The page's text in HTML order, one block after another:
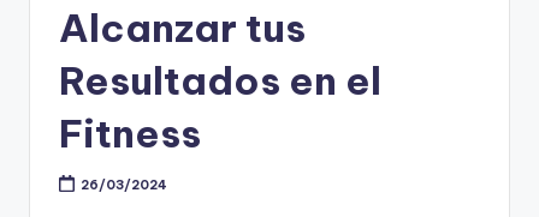
Alcanzar tus
Resultados en el
Fitness
26/03/2024